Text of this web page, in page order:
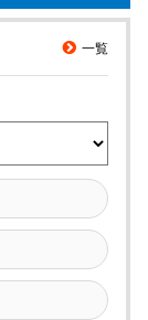
一覧